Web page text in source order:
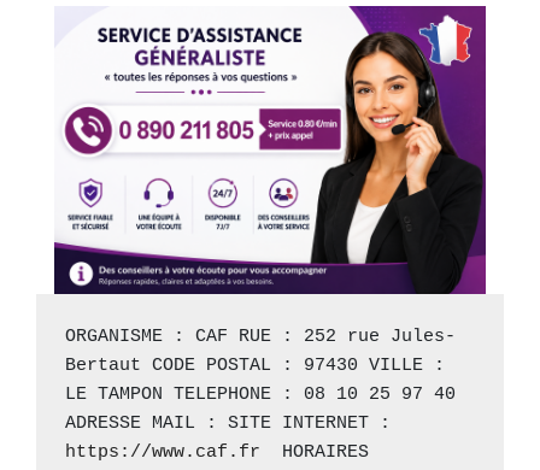
ORGANISME : CAF RUE : 252 rue Jules-
Bertaut CODE POSTAL : 97430 VILLE :
LE TAMPON TELEPHONE : 08 10 25 97 40
https://www.caf.fr
  HORAIRES